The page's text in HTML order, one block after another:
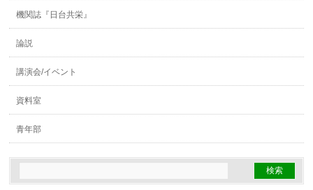
機関誌『日台共栄』
論説
講演会/イベント
資料室
青年部